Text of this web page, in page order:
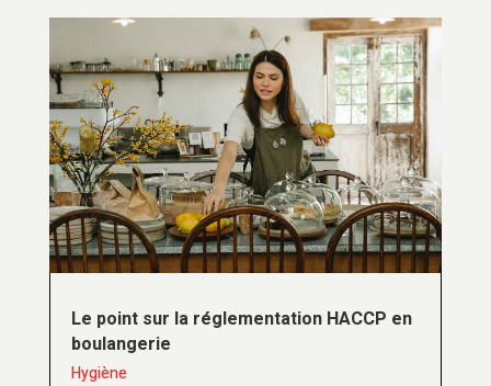
Le point sur la réglementation HACCP en
boulangerie
Hygiène